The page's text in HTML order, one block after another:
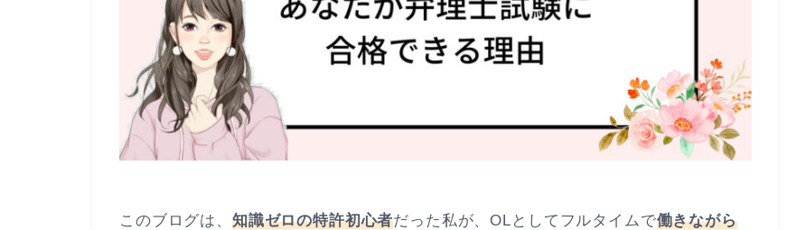
このブログは、 知識ゼロの特許初心者だった私が、OLとしてフルタイムで働きながら